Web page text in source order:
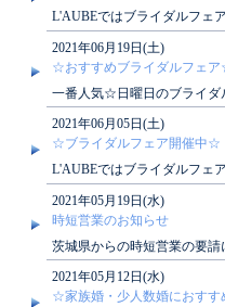
L'AUBEではブライダルフェ
学にお越し頂いたお客様には
す！ぜ..
2021年06月19日(土)
☆おすすめブライダルフェ
一番人気☆日曜日のブライダ
能となっております♪６/27(
2021年06月05日(土)
☆ブライダルフェア開催中☆
L'AUBEではブライダルフェ
日も開催しております！ぜひ
2021年05月19日(水)
時短営業のお知らせ
茨城県からの時短営業の要
せて頂きます。◇期間：2021
2021年05月12日(水)
☆家族婚・少人数婚におす